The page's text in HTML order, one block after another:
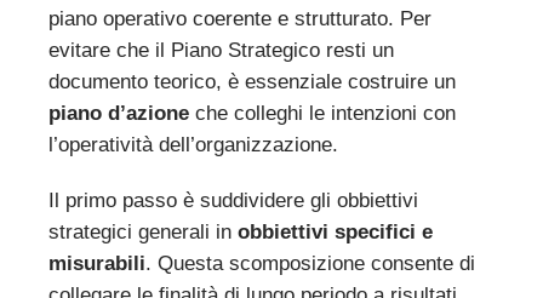
piano operativo coerente e strutturato. Per
evitare che il Piano Strategico resti un
documento teorico, è essenziale costruire un
piano d’azione che colleghi le intenzioni con
l’operatività dell’organizzazione.
Il primo passo è suddividere gli obbiettivi
strategici generali in obbiettivi specifici e
misurabili. Questa scomposizione consente di